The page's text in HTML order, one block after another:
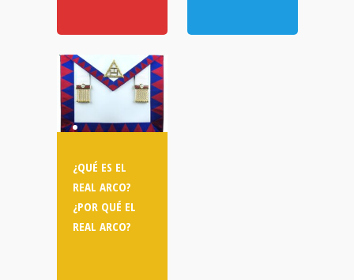
¿QUÉ ES EL
REAL ARCO?
¿POR QUÉ EL
REAL ARCO?